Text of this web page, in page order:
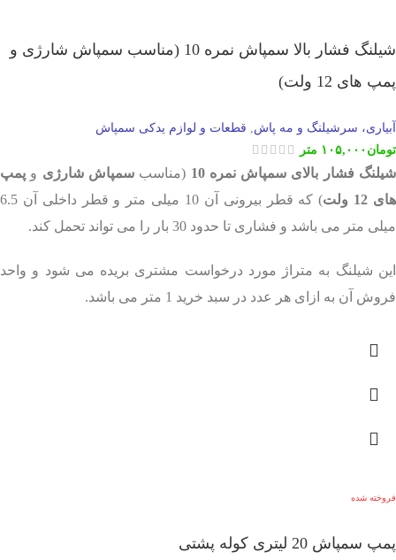
شیلنگ فشار بالا سمپاش نمره 10 (مناسب سمپاش شارژی و
پمپ های 12 ولت)
آبیاری، سرشیلنگ و مه پاش قطعات و لوازم یدکی سمپاش
تومان ۱۰۵,۰۰۰ متر
شیلنگ فشار بالای سمپاش نمره 10 (مناسبسمپاش شارژی و پمپ
های 12 ولت
) که قطر بیرونی آن 10 میلی متر و قطر داخلی آن 6.5
میلی متر می باشد و فشاری تا حدود 30 بار را می تواند تحمل کند.
این شیلنگ به متراژ مورد درخواست مشتری بریده می شود و واحد
فروش آن به ازای هر عدد در سبد خرید 1 متر می باشد.
فروخته شده
پمپ سمپاش 20 لیتری کوله پشتی